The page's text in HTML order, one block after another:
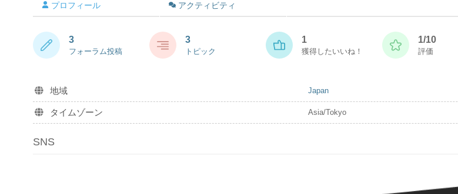
プロフィール アクティビティ
3
フォーラム投稿
3
トピック
1
獲得したいいね！
1/10
評価
地域 Japan
タイムゾーン Asia/Tokyo
SNS